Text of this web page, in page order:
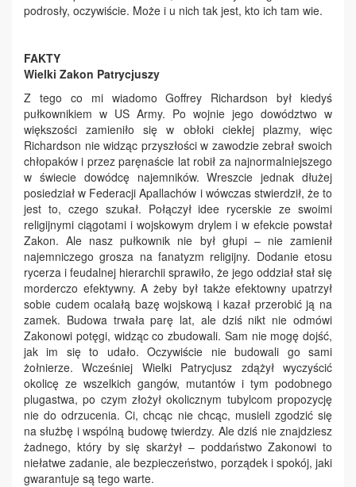
podrosły, oczywiście. Może i u nich tak jest, kto ich tam wie.
FAKTY
Wielki Zakon Patrycjuszy
Z tego co mi wiadomo Goffrey Richardson był kiedyś
pułkownikiem w US Army. Po wojnie jego dowództwo w
większości zamieniło się w obłoki ciekłej plazmy, więc
Richardson nie widząc przyszłości w zawodzie zebrał swoich
chłopaków i przez paręnaście lat robił za najnormalniejszego
w świecie dowódcę najemników. Wreszcie jednak dłużej
posiedział w Federacji Apallachów i wówczas stwierdził, że to
jest to, czego szukał. Połączył idee rycerskie ze swoimi
religijnymi ciągotami i wojskowym drylem i w efekcie powstał
Zakon. Ale nasz pułkownik nie był głupi – nie zamienił
najemniczego grosza na fanatyzm religijny. Dodanie etosu
rycerza i feudalnej hierarchii sprawiło, że jego oddział stał się
morderczo efektywny. A żeby był także efektowny upatrzył
sobie cudem ocalałą bazę wojskową i kazał przerobić ją na
zamek. Budowa trwała parę lat, ale dziś nikt nie odmówi
Zakonowi potęgi, widząc co zbudowali. Sam nie mogę dojść,
jak im się to udało. Oczywiście nie budowali go sami
żołnierze. Wcześniej Wielki Patrycjusz zdążył wyczyścić
okolicę ze wszelkich gangów, mutantów i tym podobnego
plugastwa, po czym złożył okolicznym tubylcom propozycję
nie do odrzucenia. Ci, chcąc nie chcąc, musieli zgodzić się
na służbę i wspólną budowę twierdzy. Ale dziś nie znajdziesz
żadnego, który by się skarżył – poddaństwo Zakonowi to
niełatwe zadanie, ale bezpieczeństwo, porządek i spokój, jaki
gwarantuje są tego warte.